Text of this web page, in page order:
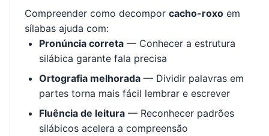
Compreender como decompor cacho-roxo em
sílabas ajuda com:
Pronúncia correta — Conhecer a estrutura
silábica garante fala precisa
Ortografia melhorada — Dividir palavras em
partes torna mais fácil lembrar e escrever
Fluência de leitura — Reconhecer padrões
silábicos acelera a compreensão